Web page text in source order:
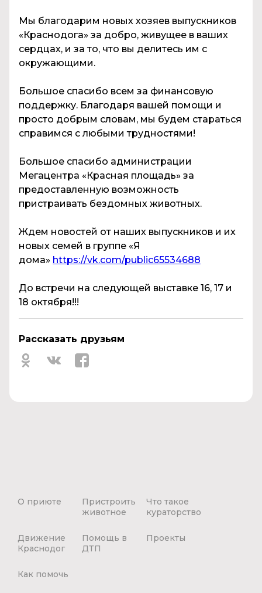
Мы благодарим новых хозяев выпускников
«Краснодога» за добро, живущее в ваших
сердцах, и за то, что вы делитесь им с
окружающими.
Большое спасибо всем за финансовую
поддержку. Благодаря вашей помощи и
просто добрым словам, мы будем стараться
справимся с любыми трудностями!
Большое спасибо администрации
Мегацентра «Красная площадь» за
предоставленную возможность
пристраивать бездомных животных.
Ждем новостей от наших выпускников и их
новых семей в группе «Я
дома» https://vk.com/public65534688
До встречи на следующей выставке 16, 17 и
18 октября!!!
Рассказать друзьям
О приюте
Пристроить
животное
Что такое
кураторство
Движение
Краснодог
Помощь в
ДТП
Проекты
Как помочь